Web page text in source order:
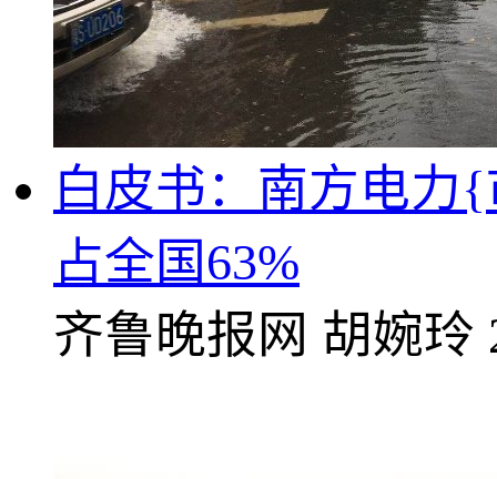
白皮书：南方电力
占全国63%
齐鲁晚报网 胡婉玲